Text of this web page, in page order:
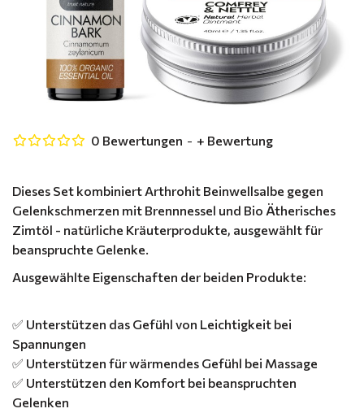
Dieses Set kombiniert Arthrohit Beinwellsalbe gegen
Gelenkschmerzen mit Brennnessel und Bio Ätherisches
Zimtöl - natürliche Kräuterprodukte, ausgewählt für
beanspruchte Gelenke.
Ausgewählte Eigenschaften der beiden Produkte:
✅ Unterstützen das Gefühl von Leichtigkeit bei
Spannungen
✅ Unterstützen für wärmendes Gefühl bei Massage
✅ Unterstützen den Komfort bei beanspruchten
Gelenken
0 Bewertungen - + Bewertung